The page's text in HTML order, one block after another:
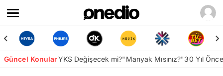
Güncel KonularYKS Değişecek mi?"Manyak Mısınız?"30 Yıl